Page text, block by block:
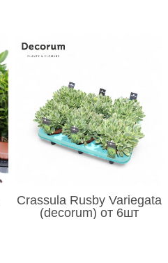
Crassula Rusby Variegata
(decorum) от 6шт